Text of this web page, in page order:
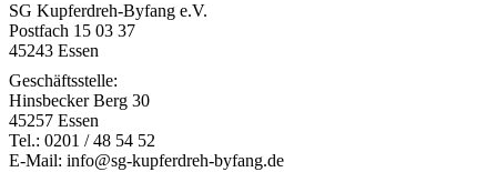
SG Kupferdreh-Byfang e.V.
Postfach 15 03 37
45243 Essen
Geschäftsstelle:
Hinsbecker Berg 30
45257 Essen
Tel.: 0201 / 48 54 52
E-Mail: info@sg-kupferdreh-byfang.de